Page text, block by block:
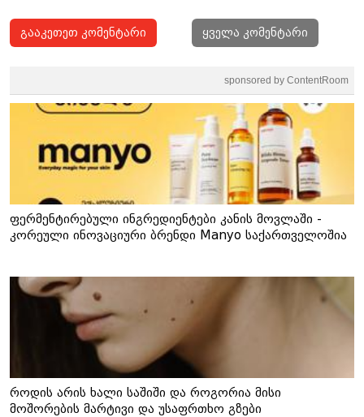
გააკეთეთ კომენტარი ყველა კომენტარი
sponsored by ContentRoom
ფერმენტირებული ინგრედიენტები კანის მოვლაში -
კორეული ინოვაციური ბრენდი Manyo საქართველოშია
როდის არის ხალი საშიში და როგორია მისი
მოშორების მარტივი და უსაფრთხო გზები